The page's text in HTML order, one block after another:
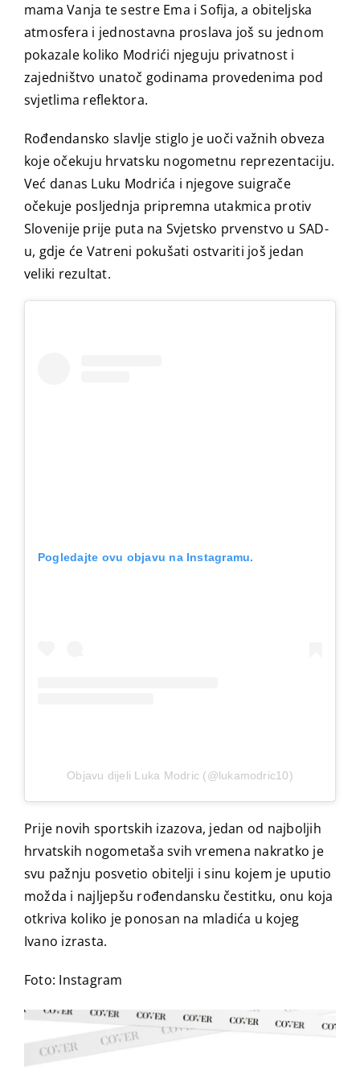
mama Vanja te sestre Ema i Sofija, a obiteljska
atmosfera i jednostavna proslava još su jednom
pokazale koliko Modrići njeguju privatnost i
zajedništvo unatoč godinama provedenima pod
svjetlima reflektora.
Rođendansko slavlje stiglo je uoči važnih obveza
koje očekuju hrvatsku nogometnu reprezentaciju.
Već danas Luku Modrića i njegove suigrače
očekuje posljednja pripremna utakmica protiv
Slovenije prije puta na Svjetsko prvenstvo u SAD-
u, gdje će Vatreni pokušati ostvariti još jedan
veliki rezultat.
Pogledajte ovu objavu na Instagramu.
Objavu dijeli Luka Modric (@lukamodric10)
Prije novih sportskih izazova, jedan od najboljih
hrvatskih nogometaša svih vremena nakratko je
svu pažnju posvetio obitelji i sinu kojem je uputio
možda i najljepšu rođendansku čestitku, onu koja
otkriva koliko je ponosan na mladića u kojeg
Ivano izrasta.
Foto: Instagram